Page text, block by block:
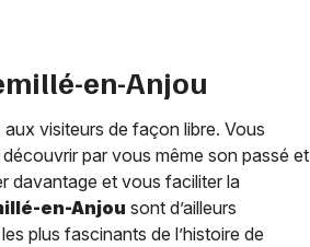
en-Anjou
visiteurs de façon libre. Vous
par vous même son passé et
davantage et vous faciliter la
en-Anjou sont d’ailleurs
plus fascinants de l’histoire de